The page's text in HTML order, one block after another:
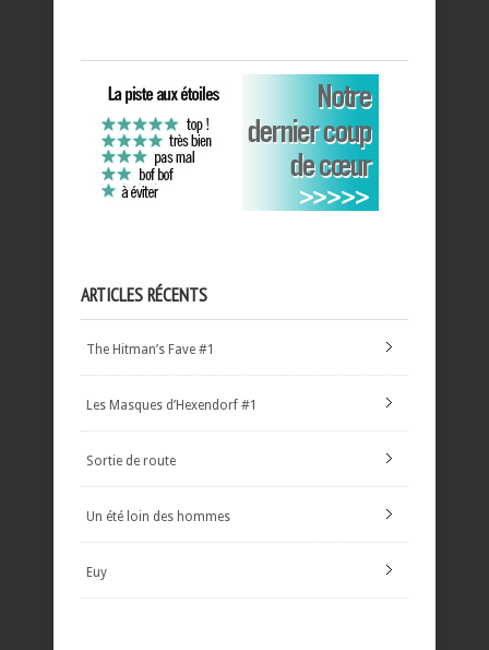
ARTICLES RÉCENTS
The Hitman’s Fave #1
Les Masques d’Hexendorf #1
Sortie de route
Un été loin des hommes
Euy